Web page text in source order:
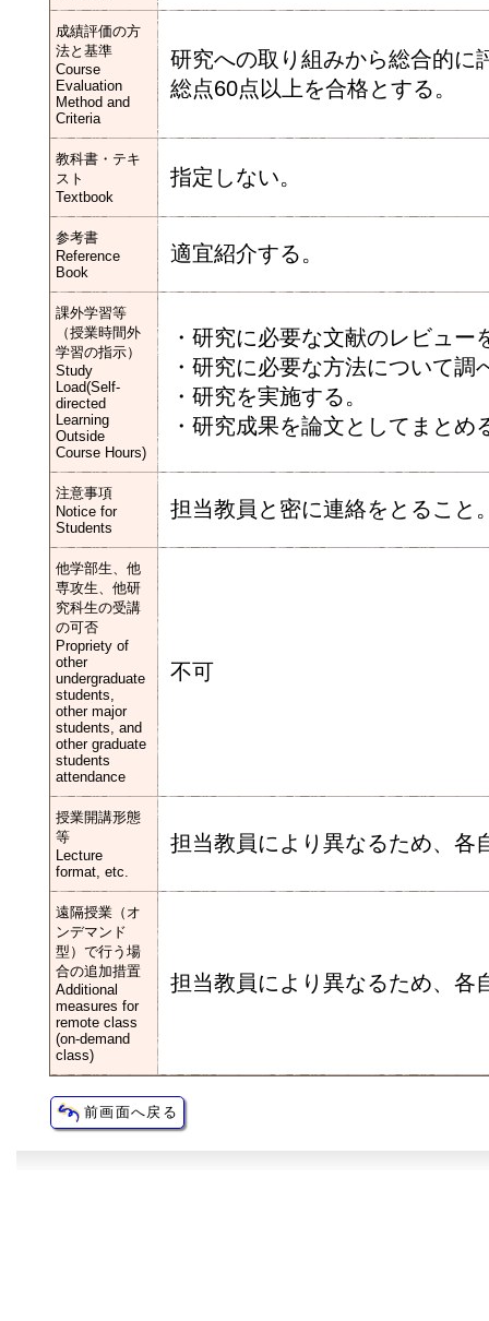
成績評価の方
法と基準
Course
Evaluation
Method and
Criteria
研究への取り組みから総合的に
総点60点以上を合格とする。
教科書・テキ
スト
Textbook
指定しない。
参考書
Reference
Book
適宜紹介する。
課外学習等
（授業時間外
学習の指示）
Study
Load(Self-
directed
Learning
Outside
Course Hours)
・研究に必要な文献のレビュー
・研究に必要な方法について調
・研究を実施する。
・研究成果を論文としてまとめ
注意事項
Notice for
Students
担当教員と密に連絡をとること
他学部生、他
専攻生、他研
究科生の受講
の可否
Propriety of
other
undergraduate
students,
other major
students, and
other graduate
students
attendance
不可
授業開講形態
等
Lecture
format, etc.
担当教員により異なるため、各
遠隔授業（オ
ンデマンド
型）で行う場
合の追加措置
Additional
measures for
remote class
(on-demand
class)
担当教員により異なるため、各